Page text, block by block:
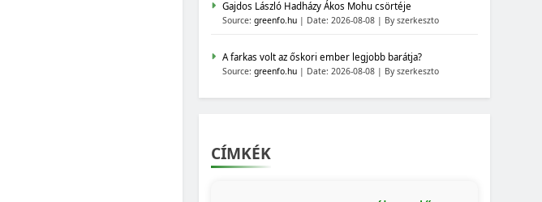
Gajdos László Hadházy Ákos Mohu csörtéje
Source:greenfo.hu Date: 2026-08-08 By szerkeszto
A farkas volt az őskori ember legjobb barátja?
Source:greenfo.hu Date: 2026-08-08 By szerkeszto
CÍMKÉK